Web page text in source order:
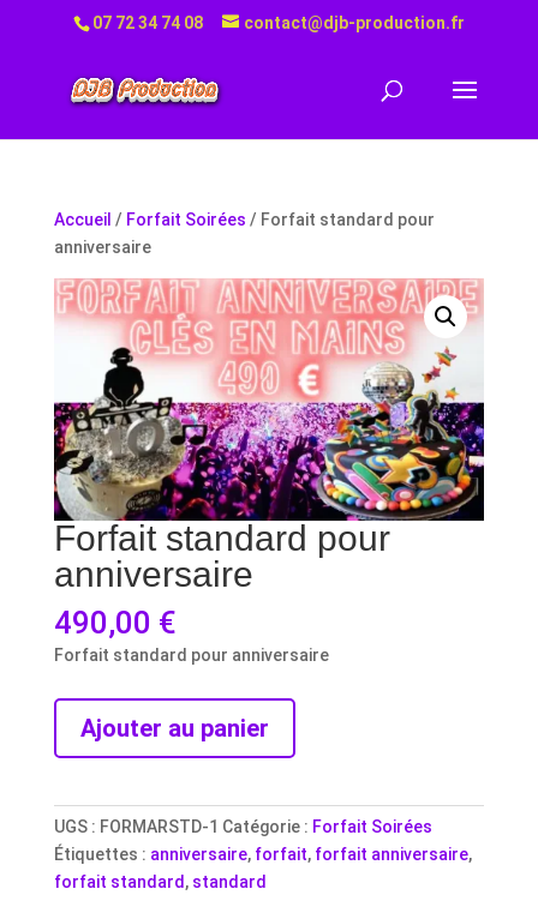
07 72 34 74 08 contact@djb-production.fr
Accueil / Forfait Soirées / Forfait standard pour
anniversaire
Forfait standard pour
anniversaire
490,00 €
Forfait standard pour anniversaire
quantité
Forfait
pour
anniversaire
Ajouter au panier
UGS : FORMARSTD-1 Catégorie : Forfait Soirées
Étiquettes : anniversaire, forfait, forfait anniversaire,
forfait standard, standard